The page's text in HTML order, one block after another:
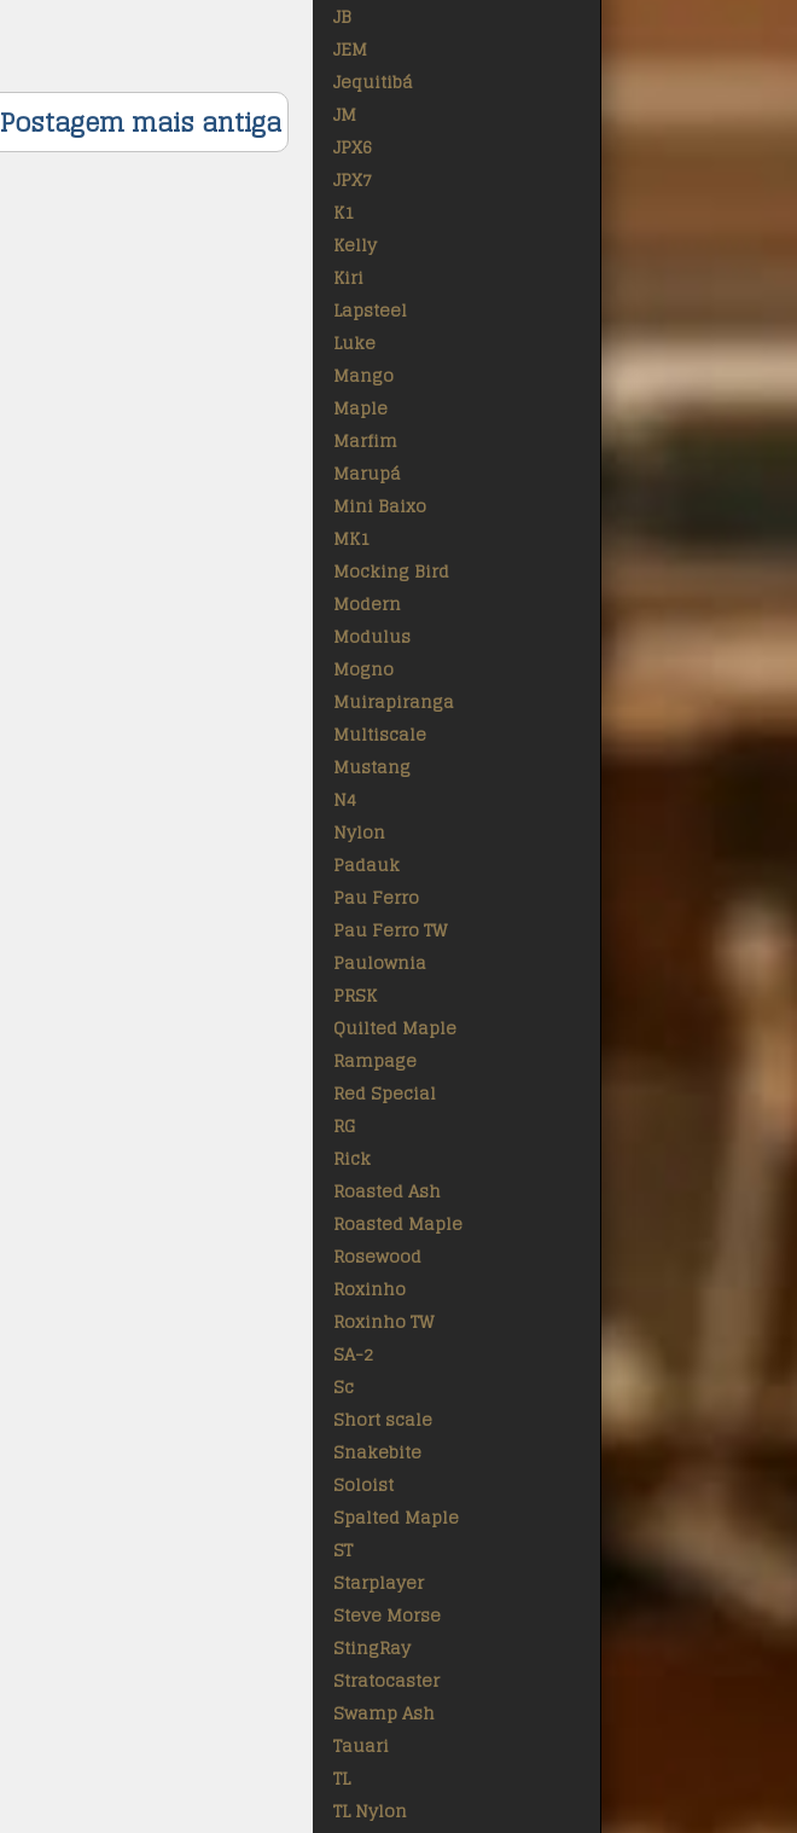
Postagem mais antiga
JB
JEM
Jequitibá
JM
JPX6
JPX7
K1
Kelly
Kiri
Lapsteel
Luke
Mango
Maple
Marfim
Marupá
Mini Baixo
MK1
Mocking Bird
Modern
Modulus
Mogno
Muirapiranga
Multiscale
Mustang
N4
Nylon
Padauk
Pau Ferro
Pau Ferro TW
Paulownia
PRSK
Quilted Maple
Rampage
Red Special
RG
Rick
Roasted Ash
Roasted Maple
Rosewood
Roxinho
Roxinho TW
SA-2
Sc
Short scale
Snakebite
Soloist
Spalted Maple
ST
Starplayer
Steve Morse
StingRay
Stratocaster
Swamp Ash
Tauari
TL
TL Nylon